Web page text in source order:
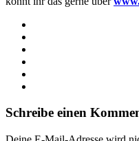
Schreibe einen